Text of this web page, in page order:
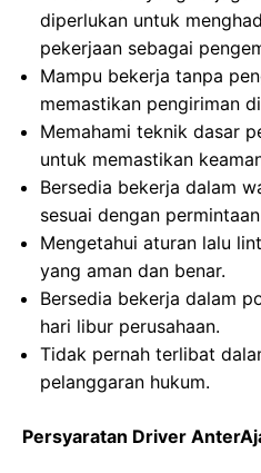
diperlukan untuk
pekerjaan sebagai
Mampu bekerja tanpa
memastikan pengiriman
Memahami teknik dasar
untuk memastikan
Bersedia bekerja dalam
sesuai dengan
Mengetahui aturan lalu
yang aman dan benar.
Bersedia bekerja dalam
hari libur perusahaan.
Tidak pernah terlibat
pelanggaran hukum.
Persyaratan Driver